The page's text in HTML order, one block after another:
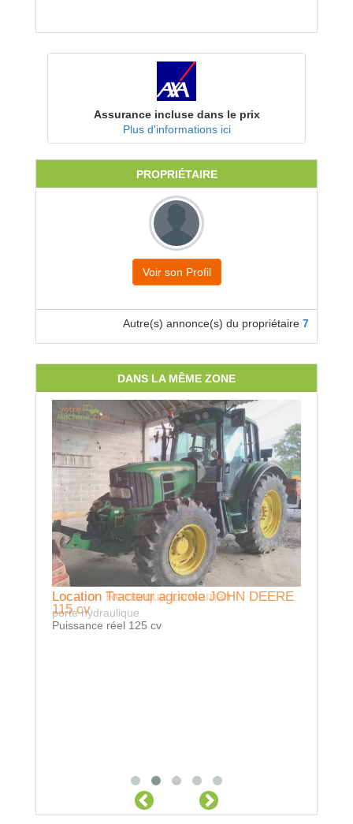
Assurance incluse dans le prix
Plus d'informations ici
PROPRIÉTAIRE
Voir son Profil
Autre(s) annonce(s) du propriétaire 7
DANS LA MÊME ZONE
Location Tracteur agricole JOHN DEERE
115 cv
Puissance réel 125 cv
Location Remorque Lansaman
porte hydraulique